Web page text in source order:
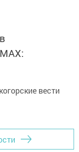
вести